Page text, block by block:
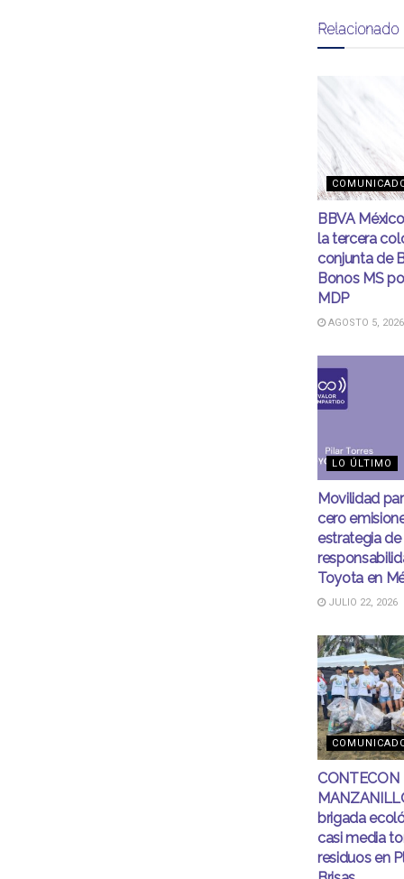
Relacionado
BBVA
la tercera
conjunta de
Bonos MS
MDP
AGOSTO 5, 2026
LO ÚLTIMO
Movilidad
cero
estrategia de
Toyota en
JULIO 22, 2026
CONTECON
brigada
casi media
residuos en